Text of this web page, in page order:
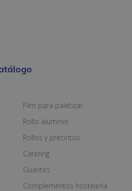
Film para paletizar
Rollo aluminio
Rollos y precintos
Catering
Guantes
Complementos hostelería